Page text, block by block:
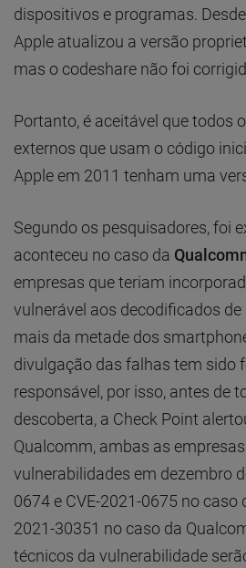
dispositivos e programas.
Apple atualizou a versão
mas o codeshare não foi
Portanto, é aceitável que todos
externos que usam o código
Apple em 2011 tenham uma
Segundo os pesquisadores, foi
aconteceu no caso da
empresas que teriam
vulnerável aos decodificados
mais da metade dos
divulgação das falhas tem sido
responsável, por isso, antes de
descoberta, a Check Point
Qualcomm, ambas as
vulnerabilidades em dezembro
0674 e CVE-2021-0675 no caso
2021-30351 no caso da
técnicos da vulnerabilidade